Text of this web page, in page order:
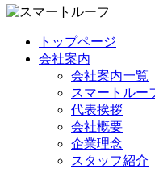
トップページ
会社案内
会社案内一覧
スマートルー
代表挨拶
会社概要
企業理念
スタッフ紹介